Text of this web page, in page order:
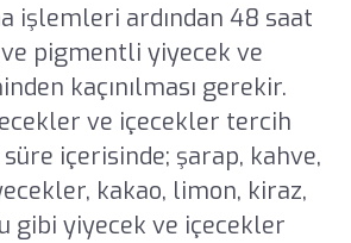
işlemleri ardından 48 saat
pigmentli yiyecek ve
kaçınılması gerekir.
ve içecekler tercih
içerisinde; şarap, kahve,
kakao, limon, kiraz,
gibi yiyecek ve içecekler